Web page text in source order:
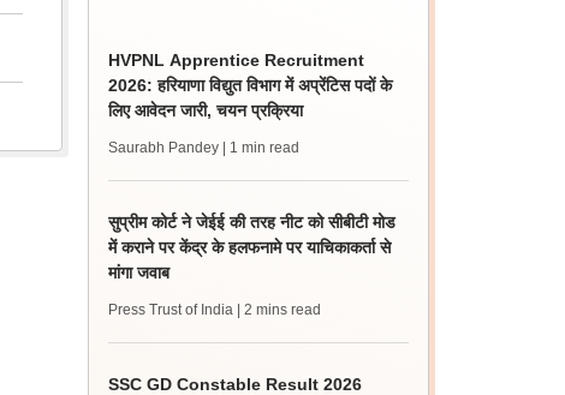
HVPNL Apprentice Recruitment
2026: हरियाणा विद्युत विभाग में अप्रेंटिस पदों के
लिए आवेदन जारी, चयन प्रक्रिया
Saurabh Pandey | 1 min read
सुप्रीम कोर्ट ने जेईई की तरह नीट को सीबीटी मोड
में कराने पर केंद्र के हलफनामे पर याचिकाकर्ता से
मांगा जवाब
Press Trust of India | 2 mins read
SSC GD Constable Result 2026